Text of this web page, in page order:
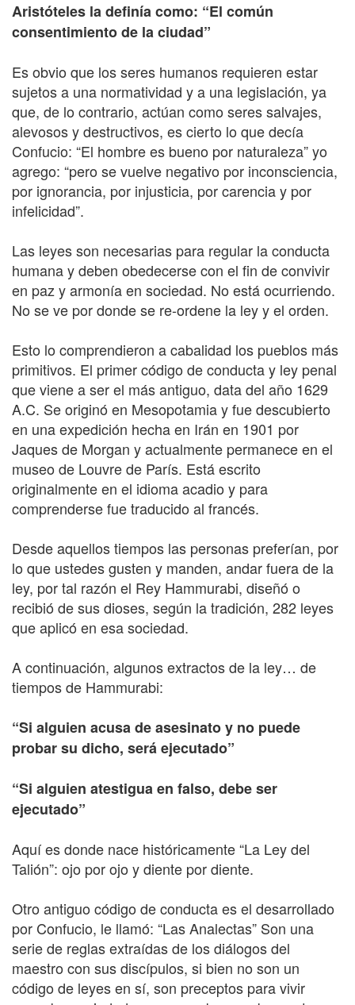
Aristóteles la definía como: “El común
consentimiento de la ciudad”
Es obvio que los seres humanos requieren estar
sujetos a una normatividad y a una legislación, ya
que, de lo contrario, actúan como seres salvajes,
alevosos y destructivos, es cierto lo que decía
Confucio: “El hombre es bueno por naturaleza” yo
agrego: “pero se vuelve negativo por inconsciencia,
por ignorancia, por injusticia, por carencia y por
infelicidad”.
Las leyes son necesarias para regular la conducta
humana y deben obedecerse con el fin de convivir
en paz y armonía en sociedad. No está ocurriendo.
No se ve por donde se re-ordene la ley y el orden.
Esto lo comprendieron a cabalidad los pueblos más
primitivos. El primer código de conducta y ley penal
que viene a ser el más antiguo, data del año 1629
A.C. Se originó en Mesopotamia y fue descubierto
en una expedición hecha en Irán en 1901 por
Jaques de Morgan y actualmente permanece en el
museo de Louvre de París. Está escrito
originalmente en el idioma acadio y para
comprenderse fue traducido al francés.
Desde aquellos tiempos las personas preferían, por
lo que ustedes gusten y manden, andar fuera de la
ley, por tal razón el Rey Hammurabi, diseñó o
recibió de sus dioses, según la tradición, 282 leyes
que aplicó en esa sociedad.
A continuación, algunos extractos de la ley… de
tiempos de Hammurabi:
“Si alguien acusa de asesinato y no puede
probar su dicho, será ejecutado”
“Si alguien atestigua en falso, debe ser
ejecutado”
Aquí es donde nace históricamente “La Ley del
Talión”: ojo por ojo y diente por diente.
Otro antiguo código de conducta es el desarrollado
por Confucio, le llamó: “Las Analectas” Son una
serie de reglas extraídas de los diálogos del
maestro con sus discípulos, si bien no son un
código de leyes en sí, son preceptos para vivir